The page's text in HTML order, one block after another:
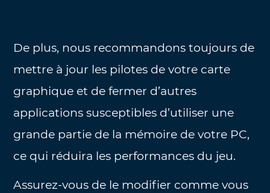
De plus, nous recommandons toujours de
mettre à jour les pilotes de votre carte
graphique et de fermer d’autres
applications susceptibles d’utiliser une
grande partie de la mémoire de votre PC,
ce qui réduira les performances du jeu.
Assurez-vous de le modifier comme vous